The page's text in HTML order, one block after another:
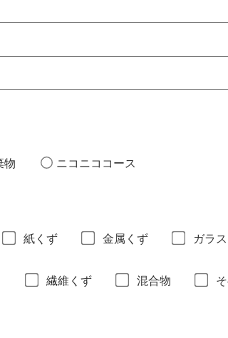
物 ニコニココース
紙くず 金属くず ガラス
繊維くず 混合物